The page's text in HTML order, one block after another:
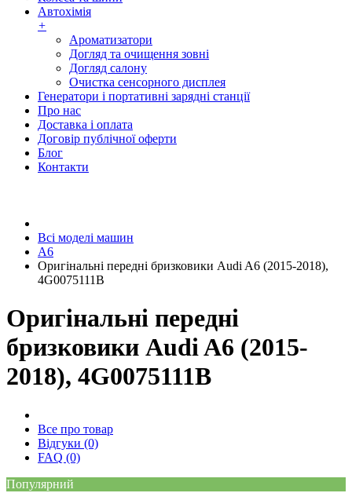
Автохімія
+
Ароматизатори
Догляд та очищення зовні
Догляд салону
Очистка сенсорного дисплея
Генератори і портативні зарядні станції
Про нас
Доставка і оплата
Договір публічної оферти
Блог
Контакти
Всі моделі машин
A6
Оригінальні передні бризковики Audi A6 (2015-2018),
4G0075111B
Оригінальні передні
бризковики Audi A6 (2015-
2018), 4G0075111B
Все про товар
Відгуки (0)
FAQ (0)
Популярний